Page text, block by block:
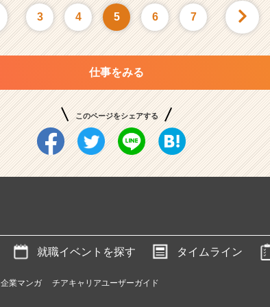
3 4 5 6 7
仕事をみる
このページをシェアする
就職イベントを探す タイムライン
企業マンガ チアキャリアユーザーガイド